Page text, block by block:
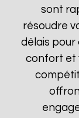
sont
résoudre
délais pour
confort et